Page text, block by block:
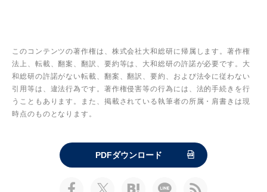
このコンテンツの著作権は、株式会社大和総研に帰属します。著作権
法上、転載、翻案、翻訳、要約等は、大和総研の許諾が必要です。大
和総研の許諾がない転載、翻案、翻訳、要約、および法令に従わない
引用等は、違法行為です。著作権侵害等の行為には、法的手続きを行
うこともあります。また、掲載されている執筆者の所属・肩書きは現
時点のものとなります。
PDFダウンロード